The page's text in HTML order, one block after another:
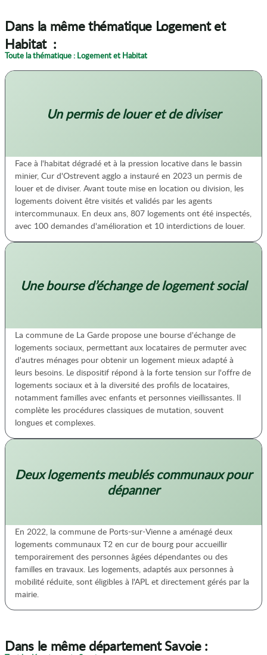
Dans la même thématique Logement et
Habitat :
Toute la thématique : Logement et Habitat
Un permis de louer et de diviser
Face à l'habitat dégradé et à la pression locative dans le bassin
minier, Cur d'Ostrevent agglo a instauré en 2023 un permis de
louer et de diviser. Avant toute mise en location ou division, les
logements doivent être visités et validés par les agents
intercommunaux. En deux ans, 807 logements ont été inspectés,
avec 100 demandes d'amélioration et 10 interdictions de louer.
Une bourse d’échange de logement social
La commune de La Garde propose une bourse d'échange de
logements sociaux, permettant aux locataires de permuter avec
d'autres ménages pour obtenir un logement mieux adapté à
leurs besoins. Le dispositif répond à la forte tension sur l'offre de
logements sociaux et à la diversité des profils de locataires,
notamment familles avec enfants et personnes vieillissantes. Il
complète les procédures classiques de mutation, souvent
longues et complexes.
Deux logements meublés communaux pour
dépanner
En 2022, la commune de Ports-sur-Vienne a aménagé deux
logements communaux T2 en cur de bourg pour accueillir
temporairement des personnes âgées dépendantes ou des
familles en travaux. Les logements, adaptés aux personnes à
mobilité réduite, sont éligibles à l'APL et directement gérés par la
mairie.
Dans le même département Savoie :